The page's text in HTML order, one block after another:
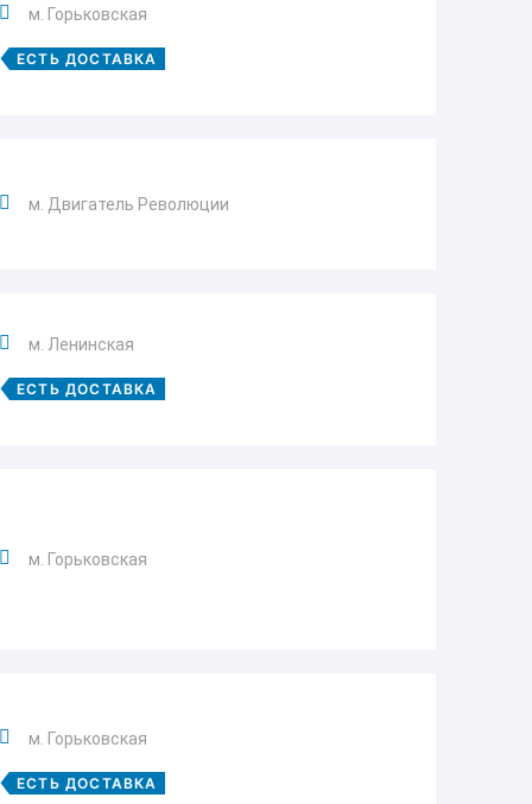
м. Горьковская
ЕСТЬ ДОСТАВКА
м. Двигатель Революции
м. Ленинская
ЕСТЬ ДОСТАВКА
м. Горьковская
м. Горьковская
ЕСТЬ ДОСТАВКА